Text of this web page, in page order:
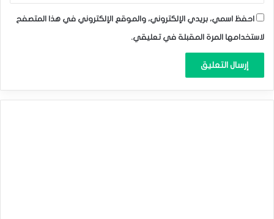
احفظ اسمي، بريدي الإلكتروني، والموقع الإلكتروني في هذا المتصفح
لاستخدامها المرة المقبلة في تعليقي.